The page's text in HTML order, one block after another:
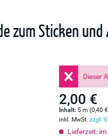
zum Sticken und
Dieser
2,00 €
Inhalt: 5 m (0,40
inkl. MwSt.zzgl.
Lieferzeit: